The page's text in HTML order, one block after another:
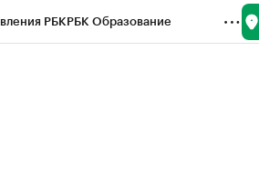
РБКРБК Образование